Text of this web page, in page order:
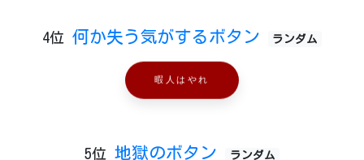
4位 何か失う気がするボタン ランダム
暇人はやれ
5位 地獄のボタン ランダム